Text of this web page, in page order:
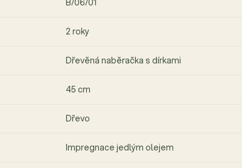
B/06/01
2 roky
Dřevěná naběračka s dírkami
45 cm
Dřevo
Impregnace jedlým olejem